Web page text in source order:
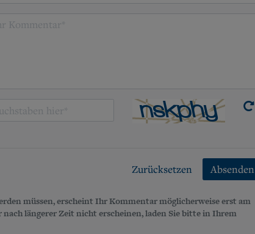
Zurücksetzen Absenden
müssen, erscheint Ihr Kommentar möglicherweise erst am
längerer Zeit nicht erscheinen, laden Sie bitte in Ihrem